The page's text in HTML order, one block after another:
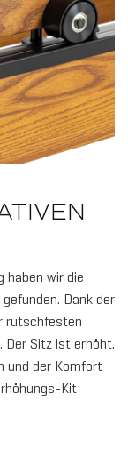
haben wir die
Dank der
rutschfesten
Der Sitz ist erhöht,
und der Komfort
Kit